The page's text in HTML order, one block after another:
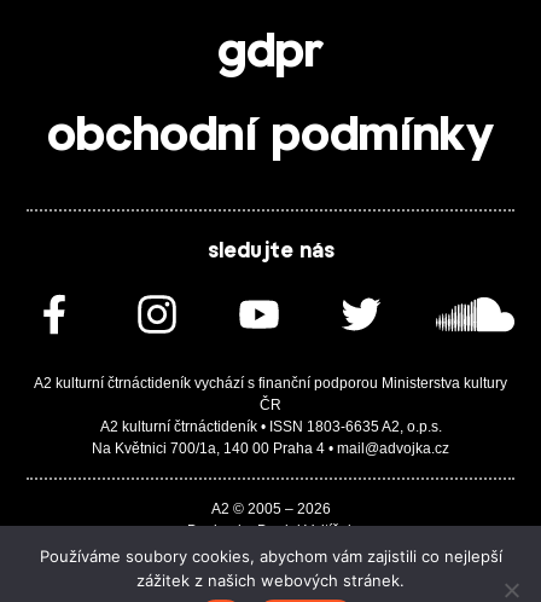
gdpr
obchodní podmínky
sledujte nás
A2 kulturní čtrnáctideník vychází s finanční podporou Ministerstva kultury
ČR
A2 kulturní čtrnáctideník • ISSN 1803-6635 A2, o.p.s.
Na Květnici 700/1a, 140 00 Praha 4 • mail@advojka.cz
A2 © 2005 – 2026
Design by Daniel Vojtíšek
Built by JASA-IT & ChSoft
Používáme soubory cookies, abychom vám zajistili co nejlepší
zážitek z našich webových stránek.